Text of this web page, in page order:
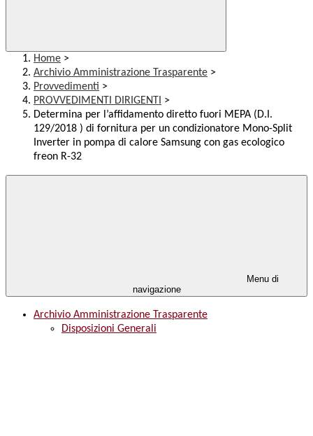
Home >
Archivio Amministrazione Trasparente >
Provvedimenti >
PROVVEDIMENTI DIRIGENTI >
Determina per l’affidamento diretto fuori MEPA (D.I.
129/2018 ) di fornitura per un condizionatore Mono-Split
Inverter in pompa di calore Samsung con gas ecologico
freon R-32
Menu di
navigazione
Archivio Amministrazione Trasparente
Disposizioni Generali